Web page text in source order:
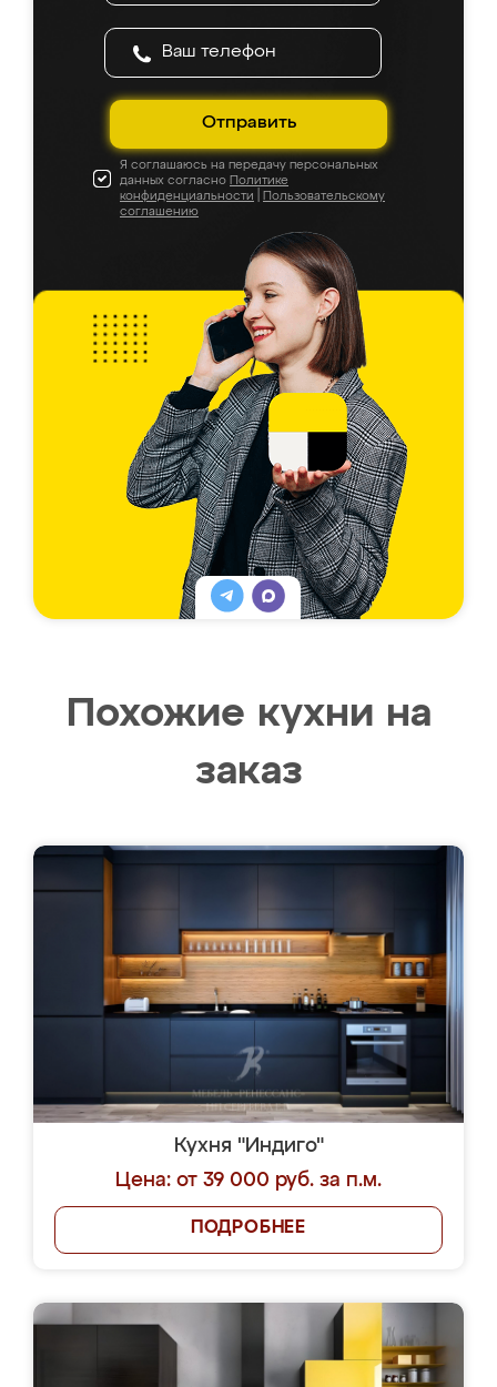
Отправить
Я соглашаюсь на передачу персональных
данных согласно Политике
конфиденциальности
Пользовательскому
соглашению
Похожие кухни на
заказ
Кухня "Индиго"
Цена: от 39 000 руб. за п.м.
ПОДРОБНЕЕ